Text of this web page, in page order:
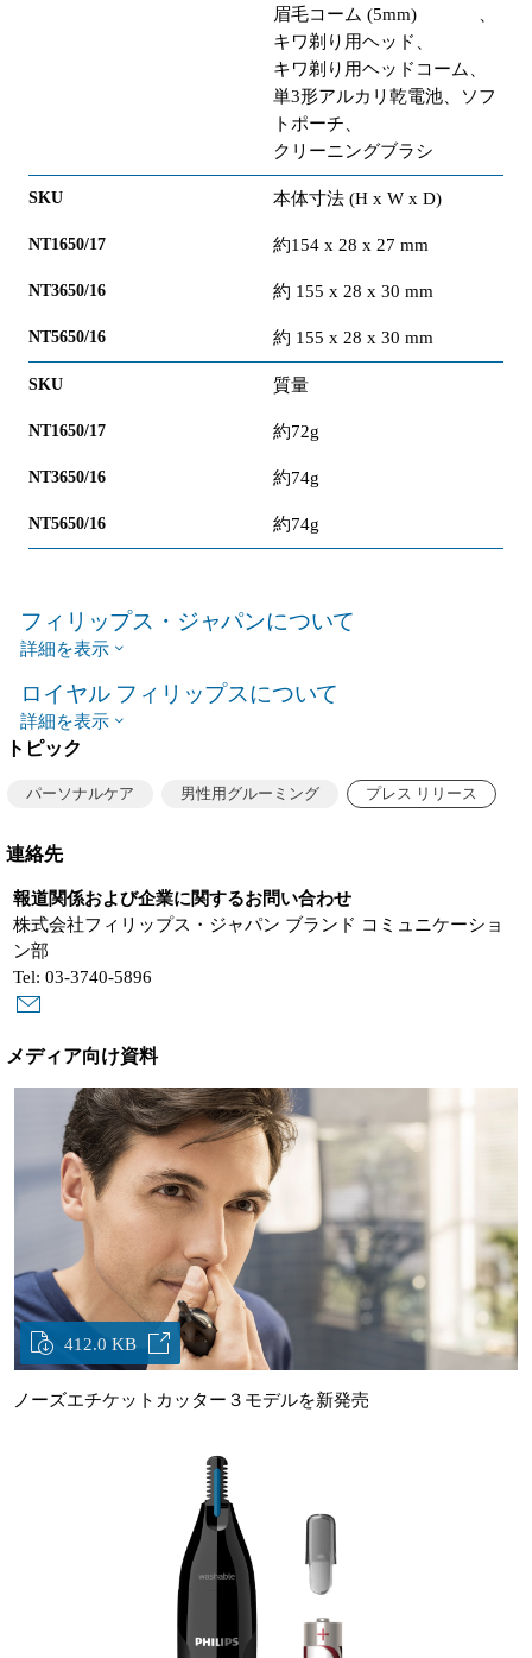
眉毛コーム (5mm) 、
キワ剃り用ヘッド、
キワ剃り用ヘッドコーム、
単3形アルカリ乾電池、ソフ
トポーチ、
クリーニングブラシ
本体寸法 (H x W x D)
約154 x 28 x 27 mm
約 155 x 28 x 30 mm
約 155 x 28 x 30 mm
質量
約72g
約74g
約74g
フィリップス・ジャパンについて
詳細を表示
ロイヤル フィリップスについて
詳細を表示
トピック
パーソナルケア 男性用グルーミング プレス リリース
連絡先
報道関係および企業に関するお問い合わせ
株式会社フィリップス・ジャパン ブランド コミュニケーショ
ン部
Tel: 03-3740-5896
メディア向け資料
412.0 KB
ノーズエチケットカッター３モデルを新発売